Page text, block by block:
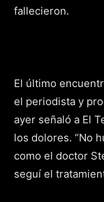
fallecieron.
El último
el periodista y
ayer señaló a El
los dolores. “No
como el doctor
seguí el